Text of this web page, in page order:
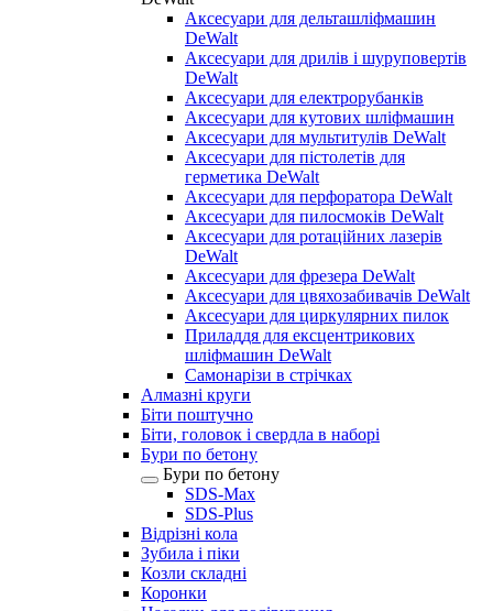
Аксесуари для дельташліфмашин
DeWalt
Аксесуари для дрилів і шуруповертів
DeWalt
Аксесуари для електрорубанків
Аксесуари для кутових шліфмашин
Аксесуари для мультитулів DeWalt
Аксесуари для пістолетів для
герметика DeWalt
Аксесуари для перфоратора DeWalt
Аксесуари для пилосмоків DeWalt
Аксесуари для ротаційних лазерів
DeWalt
Аксесуари для фрезера DeWalt
Аксесуари для цвяхозабивачів DeWalt
Аксесуари для циркулярних пилок
Приладдя для ексцентрикових
шліфмашин DeWalt
Самонарізи в стрічках
Алмазні круги
Біти поштучно
Біти, головок і свердла в наборі
Бури по бетону
Бури по бетону
SDS-Max
SDS-Plus
Відрізні кола
Зубила і піки
Козли складні
Коронки